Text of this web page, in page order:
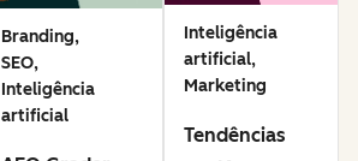
Branding,
SEO,
Inteligência
artificial
Inteligência
artificial,
Marketing
Tendências